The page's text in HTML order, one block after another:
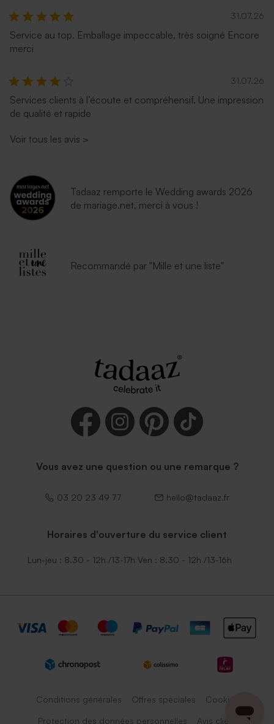
31.07.26
Service au top. Emballage impeccable, très soigné Encore
merci
31.07.26
Services clients à l’écoute et compréhensif. Une impression
de qualité et rapide
Voir tous les avis >
Tadaaz remporte le Wedding awards 2026
de mariage.net, merci à vous !
Recommandé par "Mille et une liste"
Vous avez une question ou une remarque ?
03 20 23 49 77 hello@tadaaz.fr
Horaires d'ouverture du service client
Lun-jeu : 8.30 - 12h /13-17h Ven : 8.30 - 12h /13-16h
Conditions générales Offres spéciales Cookies
Protection des données personnelles Avis client